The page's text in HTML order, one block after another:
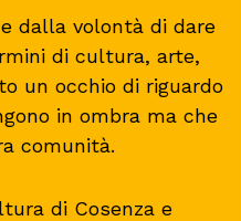
dalla volontà di dare
di cultura, arte,
un occhio di riguardo
in ombra ma che
comunità.
di Cosenza e